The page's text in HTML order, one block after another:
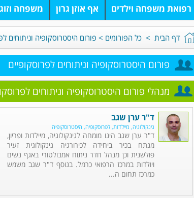
רפואת משפחה וילדים אף אוזן גרון משפחה
דף הבית > כל הפורומים > פורום היסטרוסקופיה וניתוחים
פורום היסטרוסקופיה וניתוחים לפרוסקופיים
מנהלי פורום היסטרוסקופיה וניתוחים
ד"ר ערן שגב
גינקולוגיה, מיילדות, לפרוסקופיה, היסטרוסקופיה
ד"ר ערן שגב הינו מומחה לגינקולוגיה, מיילדות ופריון,
מנתח בכיר ביחידה לכירורגיה גינקולוגית זעיר
פולשנית וכן מנהל חדר ניתוח אמבולטורי באגף נשים
ויולדות במרכז הרפואי כרמל. בנוסף ד"ר שגב משמש
כמרכז תחום ה...